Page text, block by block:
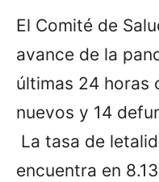
El Comité de
avance de la
últimas 24 horas
nuevos y 14
La tasa de
encuentra en